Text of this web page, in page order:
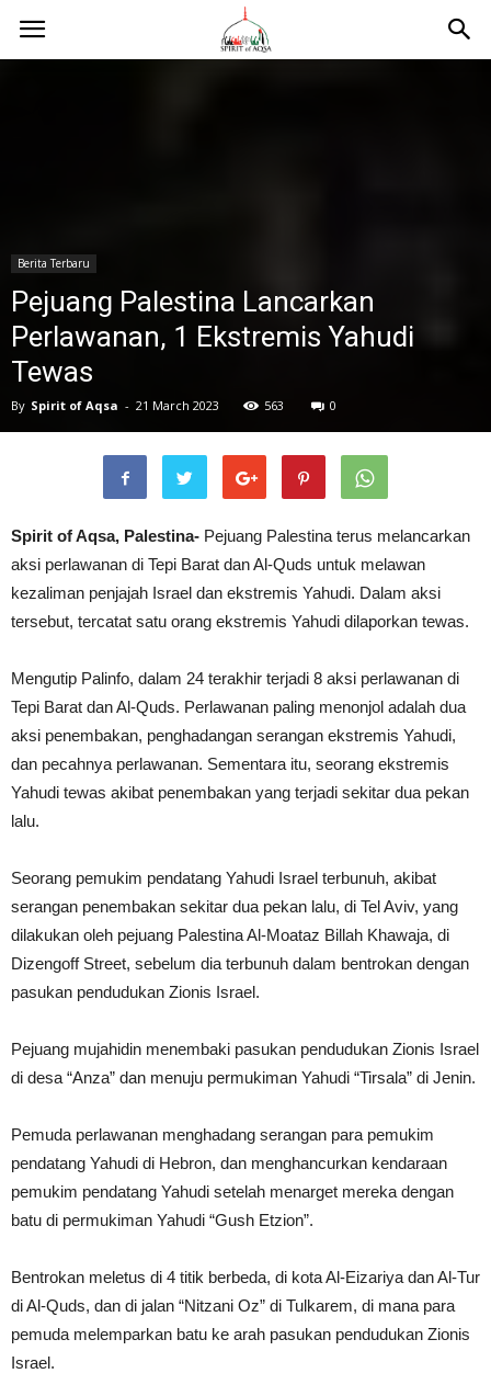
Berita Terbaru
Pejuang Palestina Lancarkan
Perlawanan, 1 Ekstremis Yahudi
Tewas
By Spirit of Aqsa - 21 March 2023 563 0
Spirit of Aqsa, Palestina- Pejuang Palestina terus melancarkan
aksi perlawanan di Tepi Barat dan Al-Quds untuk melawan
kezaliman penjajah Israel dan ekstremis Yahudi. Dalam aksi
tersebut, tercatat satu orang ekstremis Yahudi dilaporkan tewas.
Mengutip Palinfo, dalam 24 terakhir terjadi 8 aksi perlawanan di
Tepi Barat dan Al-Quds. Perlawanan paling menonjol adalah dua
aksi penembakan, penghadangan serangan ekstremis Yahudi,
dan pecahnya perlawanan. Sementara itu, seorang ekstremis
Yahudi tewas akibat penembakan yang terjadi sekitar dua pekan
lalu.
Seorang pemukim pendatang Yahudi Israel terbunuh, akibat
serangan penembakan sekitar dua pekan lalu, di Tel Aviv, yang
dilakukan oleh pejuang Palestina Al-Moataz Billah Khawaja, di
Dizengoff Street, sebelum dia terbunuh dalam bentrokan dengan
pasukan pendudukan Zionis Israel.
Pejuang mujahidin menembaki pasukan pendudukan Zionis Israel
di desa “Anza” dan menuju permukiman Yahudi “Tirsala” di Jenin.
Pemuda perlawanan menghadang serangan para pemukim
pendatang Yahudi di Hebron, dan menghancurkan kendaraan
pemukim pendatang Yahudi setelah menarget mereka dengan
batu di permukiman Yahudi “Gush Etzion”.
Bentrokan meletus di 4 titik berbeda, di kota Al-Eizariya dan Al-Tur
di Al-Quds, dan di jalan “Nitzani Oz” di Tulkarem, di mana para
pemuda melemparkan batu ke arah pasukan pendudukan Zionis
Israel.